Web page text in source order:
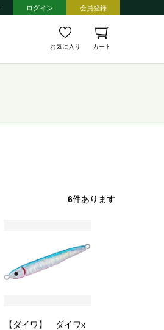
ログイン 会員登録
お気に入り カート
6件あります
【ダイワ】 ダイワx